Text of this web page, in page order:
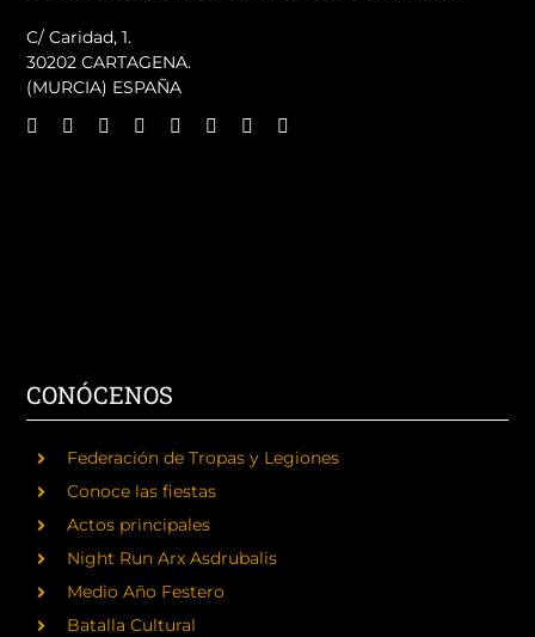
C/ Caridad, 1.
30202 CARTAGENA.
(MURCIA) ESPAÑA
CONÓCENOS
Federación de Tropas y Legiones
Conoce las fiestas
Actos principales
Night Run Arx Asdrubalis
Medio Año Festero
Batalla Cultural